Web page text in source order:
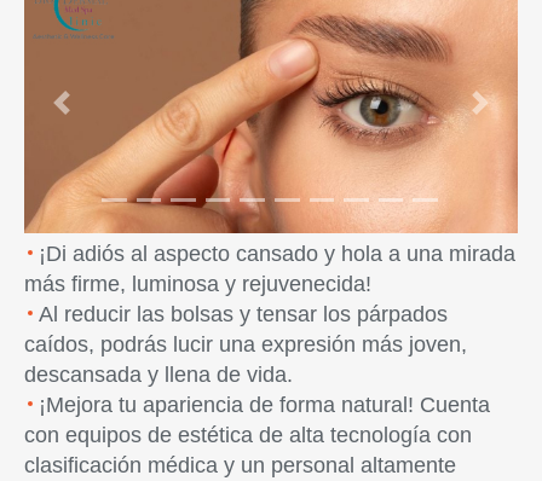
Previous Next
¡Di adiós al aspecto cansado y hola a una mirada
más firme, luminosa y rejuvenecida!
Al reducir las bolsas y tensar los párpados
caídos, podrás lucir una expresión más joven,
descansada y llena de vida.
¡Mejora tu apariencia de forma natural! Cuenta
con equipos de estética de alta tecnología con
clasificación médica y un personal altamente